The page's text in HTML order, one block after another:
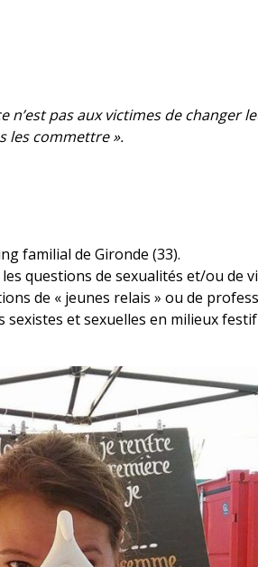
n’est pas aux victimes de changer
les commettre ».
familial de Gironde (33).
questions de sexualités et/ou de
de « jeunes relais » ou de
et sexuelles en milieux